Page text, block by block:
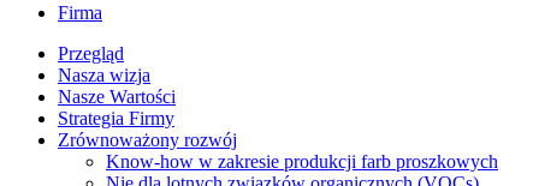
Firma
Przegląd
Nasza wizja
Nasze Wartości
Strategia Firmy
Zrównoważony rozwój
Know-how w zakresie produkcji farb proszkowych